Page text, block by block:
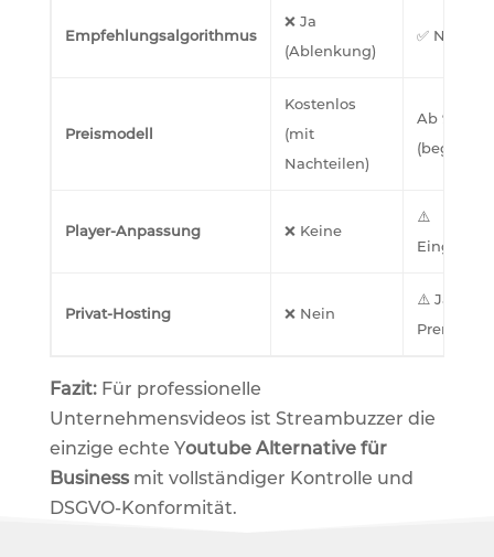
Empfehlungsalgorithmus
❌ Ja
(Ablenkung)
✅ Nein
Preismodell
Kostenlos
(mit
Nachteilen)
Ab 99€/
(begrenzt)
Player-Anpassung ❌ Keine
⚠️
Privat-Hosting ❌ Nein
⚠️ Ja (nur
Premium)
Fazit:Für professionelle
Unternehmensvideos ist Streambuzzer die
einzige echte Youtube Alternative für
Businessmit vollständiger Kontrolle und
DSGVO-Konformität.